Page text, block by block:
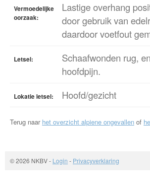
Vermoedelijke
oorzaak:
Lastige overhang
door gebruik van
daardoor voetfout
Letsel:
Schaafwonden rug,
hoofdpijn.
Lokatie letsel: Hoofd/gezicht
Terug naar het overzicht alpiene ongevallen of
© 2026 NKBV- Login - Privacyverklaring